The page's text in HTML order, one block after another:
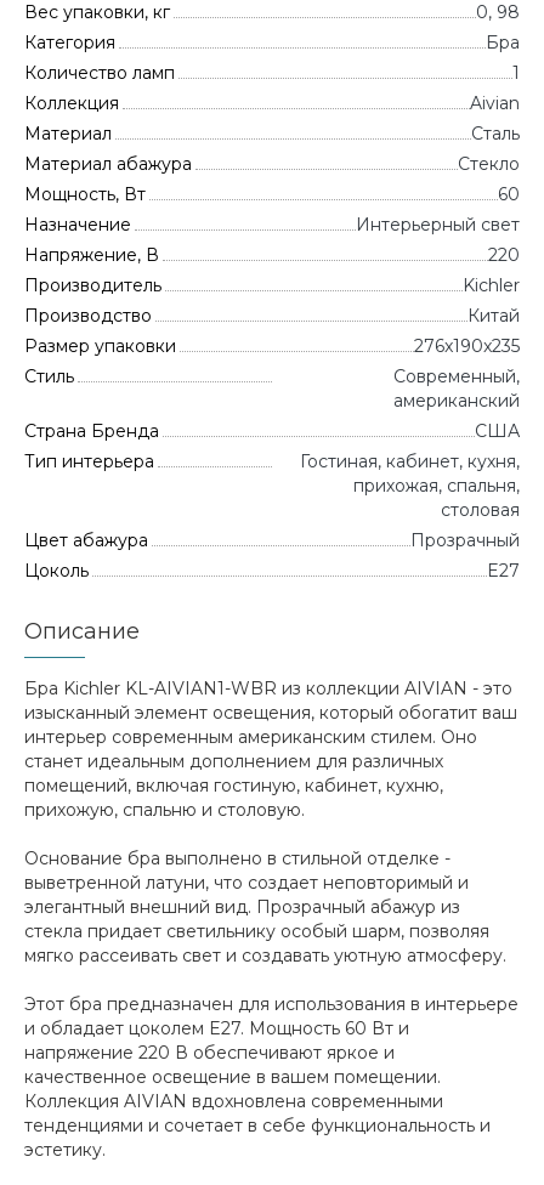
Вес упаковки, кг
0, 98
Категория
Бра
Количество ламп
1
Коллекция
Aivian
Материал
Сталь
Материал абажура
Стекло
Мощность, Вт
60
Назначение
Интерьерный свет
Напряжение, В
220
Производитель
Kichler
Производство
Китай
Размер упаковки
276x190x235
Стиль
Современный,
американский
Страна Бренда
CША
Тип интерьера
Гостиная, кабинет, кухня,
прихожая, спальня,
столовая
Цвет абажура
Прозрачный
Цоколь
E27
Описание
Бра Kichler KL-AIVIAN1-WBR из коллекции AIVIAN - это
изысканный элемент освещения, который обогатит ваш
интерьер современным американским стилем. Оно
станет идеальным дополнением для различных
помещений, включая гостиную, кабинет, кухню,
прихожую, спальню и столовую.
Основание бра выполнено в стильной отделке -
выветренной латуни, что создает неповторимый и
элегантный внешний вид. Прозрачный абажур из
стекла придает светильнику особый шарм, позволяя
мягко рассеивать свет и создавать уютную атмосферу.
Этот бра предназначен для использования в интерьере
и обладает цоколем E27. Мощность 60 Вт и
напряжение 220 В обеспечивают яркое и
качественное освещение в вашем помещении.
Коллекция AIVIAN вдохновлена современными
тенденциями и сочетает в себе функциональность и
эстетику.